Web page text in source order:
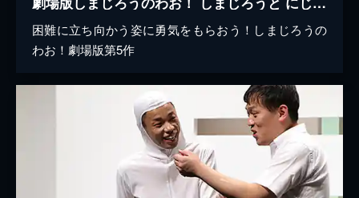
困難に立ち向かう姿に勇気をもらおう！しまじろうの
わお！劇場版第5作